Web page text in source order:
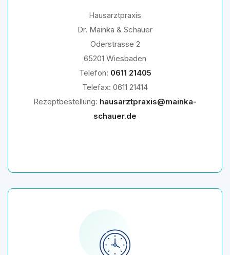
Hausarztpraxis
Dr. Mainka & Schauer
Oderstrasse 2
65201 Wiesbaden
Telefon: 0611 21405
Telefax: 0611 21414
Rezeptbestellung: hausarztpraxis@mainka-
schauer.de